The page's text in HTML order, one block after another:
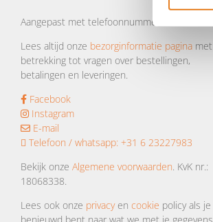
Aangepast met telefoonnummer:
Lees altijd onze bezorginformatie pagina met
betrekking tot vragen over bestellingen,
betalingen en leveringen.
Facebook
Instagram
E-mail
Telefoon / whatsapp: +31 6 23227983
Bekijk onze Algemene voorwaarden. KvK nr.:
18068338.
Lees ook onze privacyen cookie policy als je